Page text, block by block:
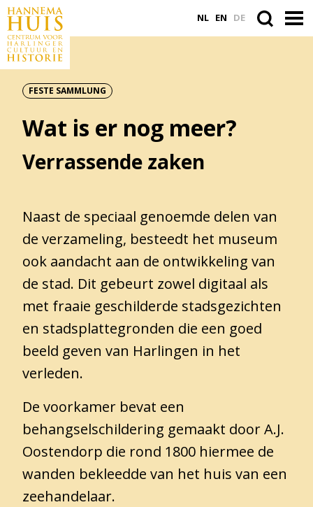
NL EN DE
FESTE SAMMLUNG
Wat is er nog meer?
Verrassende zaken
Naast de speciaal genoemde delen van
de verzameling, besteedt het museum
ook aandacht aan de ontwikkeling van
de stad. Dit gebeurt zowel digitaal als
met fraaie geschilderde stadsgezichten
en stadsplattegronden die een goed
beeld geven van Harlingen in het
verleden.
De voorkamer bevat een
behangselschildering gemaakt door A.J.
Oostendorp die rond 1800 hiermee de
wanden bekleedde van het huis van een
zeehandelaar.
ACTUEEL
VASTE COLLECTIE
PLAN JE BEZOEK
Suche
innerhalb
der
Website
Eintrittspreise
Öffnungszeiten
Erreichbarkeit
Barrierefreiheit
Gruppen
Gemeentearchief